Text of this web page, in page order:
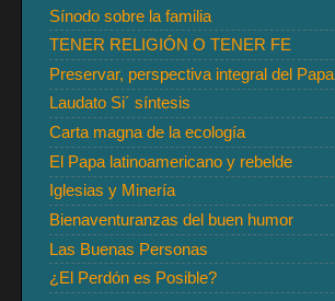
Sínodo sobre la familia
TENER RELIGIÓN O TENER FE
Preservar, perspectiva integral del Papa
Laudato Si´ síntesis
Carta magna de la ecología
El Papa latinoamericano y rebelde
Iglesias y Minería
Bienaventuranzas del buen humor
Las Buenas Personas
¿El Perdón es Posible?